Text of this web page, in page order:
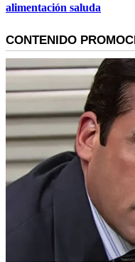
alimentación saluda